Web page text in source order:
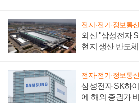
전자·전기·정보통신
외신 "삼성전자
현지 생산 반도
전자·전기·정보통신
삼성전자 SK하
에 해외 증권가